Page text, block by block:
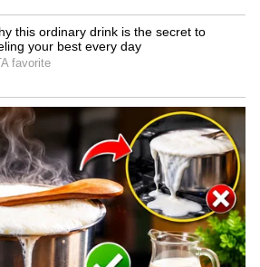
இருப்பது போன்ற
அந்த இறைச்சியை